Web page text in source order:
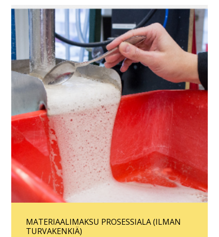
MATERIAALIMAKSU PROSESSIALA (ILMAN
TURVAKENKIÄ)